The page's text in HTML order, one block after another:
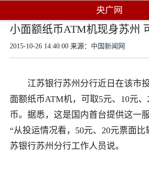
央广网
小面额纸币ATM机现身苏州
2015-10-26 14:40:00 来源： 中国新闻网
江苏银行苏州分行近日在该市
面额纸币ATM机，可取5元、10元、
币。据悉，这是国内首台提供这一
“从投运情况看，50元、20元票面比
苏银行苏州分行工作人员说。